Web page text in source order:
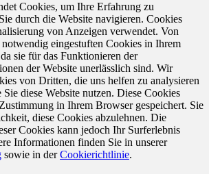
Cookies, um Ihre Erfahrung zu
durch die Website navigieren. Cookies
von Anzeigen verwendet. Von
eingestuften Cookies in Ihrem
sie für das Funktionieren der
der Website unerlässlich sind. Wir
von Dritten, die uns helfen zu analysieren
diese Website nutzen. Diese Cookies
in Ihrem Browser gespeichert. Sie
diese Cookies abzulehnen. Die
Cookies kann jedoch Ihr Surferlebnis
Informationen finden Sie in unserer
sowie in derCookierichtlinie.